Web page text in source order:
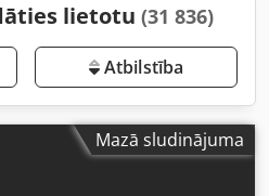
lietotu (31 836)
Atbilstība
Mazā sludinājuma